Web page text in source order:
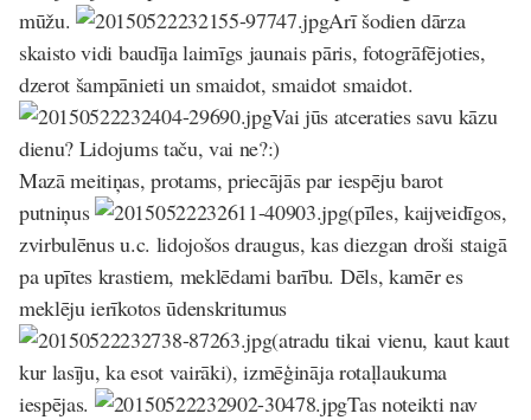
mūžu.
Arī šodien dārza
skaisto vidi baudīja laimīgs jaunais pāris, fotogrāfējoties,
dzerot šampānieti un smaidot, smaidot smaidot.
Vai jūs atceraties savu kāzu
dienu? Lidojums taču, vai ne?:)
Mazā meitiņas, protams, priecājās par iespēju barot
putniņus
(pīles, kaijveidīgos,
zvirbulēnus u.c. lidojošos draugus, kas diezgan droši staigā
pa upītes krastiem, meklēdami barību. Dēls, kamēr es
meklēju ierīkotos ūdenskritumus
(atradu tikai vienu, kaut kaut
kur lasīju, ka esot vairāki), izmēģināja rotaļlaukuma
iespējas.
Tas noteikti nav